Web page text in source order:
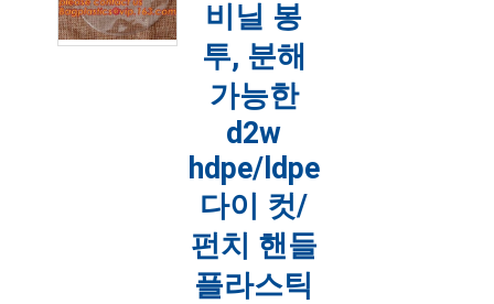
는 끈, 의류 포장 가방, 비닐 옷걸이 후크 가
방, 속옷 포장, 옷걸이 후크 플라스틱 가방,
옷걸이 지퍼 가방, 옷걸이 슬라이더...
2020-11-18 15:29:53
비닐 봉
투, 분해
가능한
d2w
hdpe/ldpe
다이 컷/
펀치 핸들
플라스틱